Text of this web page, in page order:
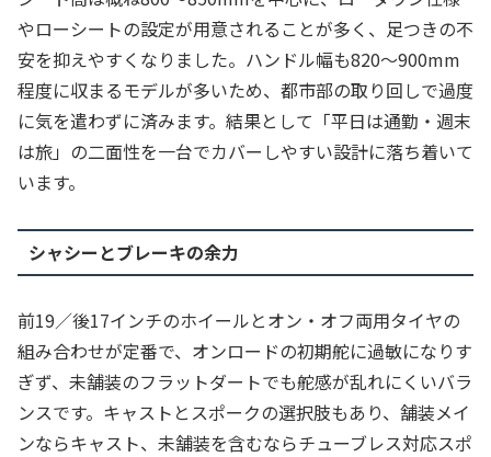
やローシートの設定が用意されることが多く、足つきの不
安を抑えやすくなりました。ハンドル幅も820〜900mm
程度に収まるモデルが多いため、都市部の取り回しで過度
に気を遣わずに済みます。結果として「平日は通勤・週末
は旅」の二面性を一台でカバーしやすい設計に落ち着いて
います。
シャシーとブレーキの余力
前19／後17インチのホイールとオン・オフ両用タイヤの
組み合わせが定番で、オンロードの初期舵に過敏になりす
ぎず、未舗装のフラットダートでも舵感が乱れにくいバラ
ンスです。キャストとスポークの選択肢もあり、舗装メイ
ンならキャスト、未舗装を含むならチューブレス対応スポ